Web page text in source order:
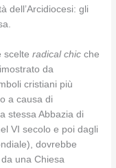
dell’Arcidiocesi: gli
scelteradical chic che
da
cristiani più
a causa di
stessa Abbazia di
VI secolo e poi dagli
dovrebbe
una Chiesa